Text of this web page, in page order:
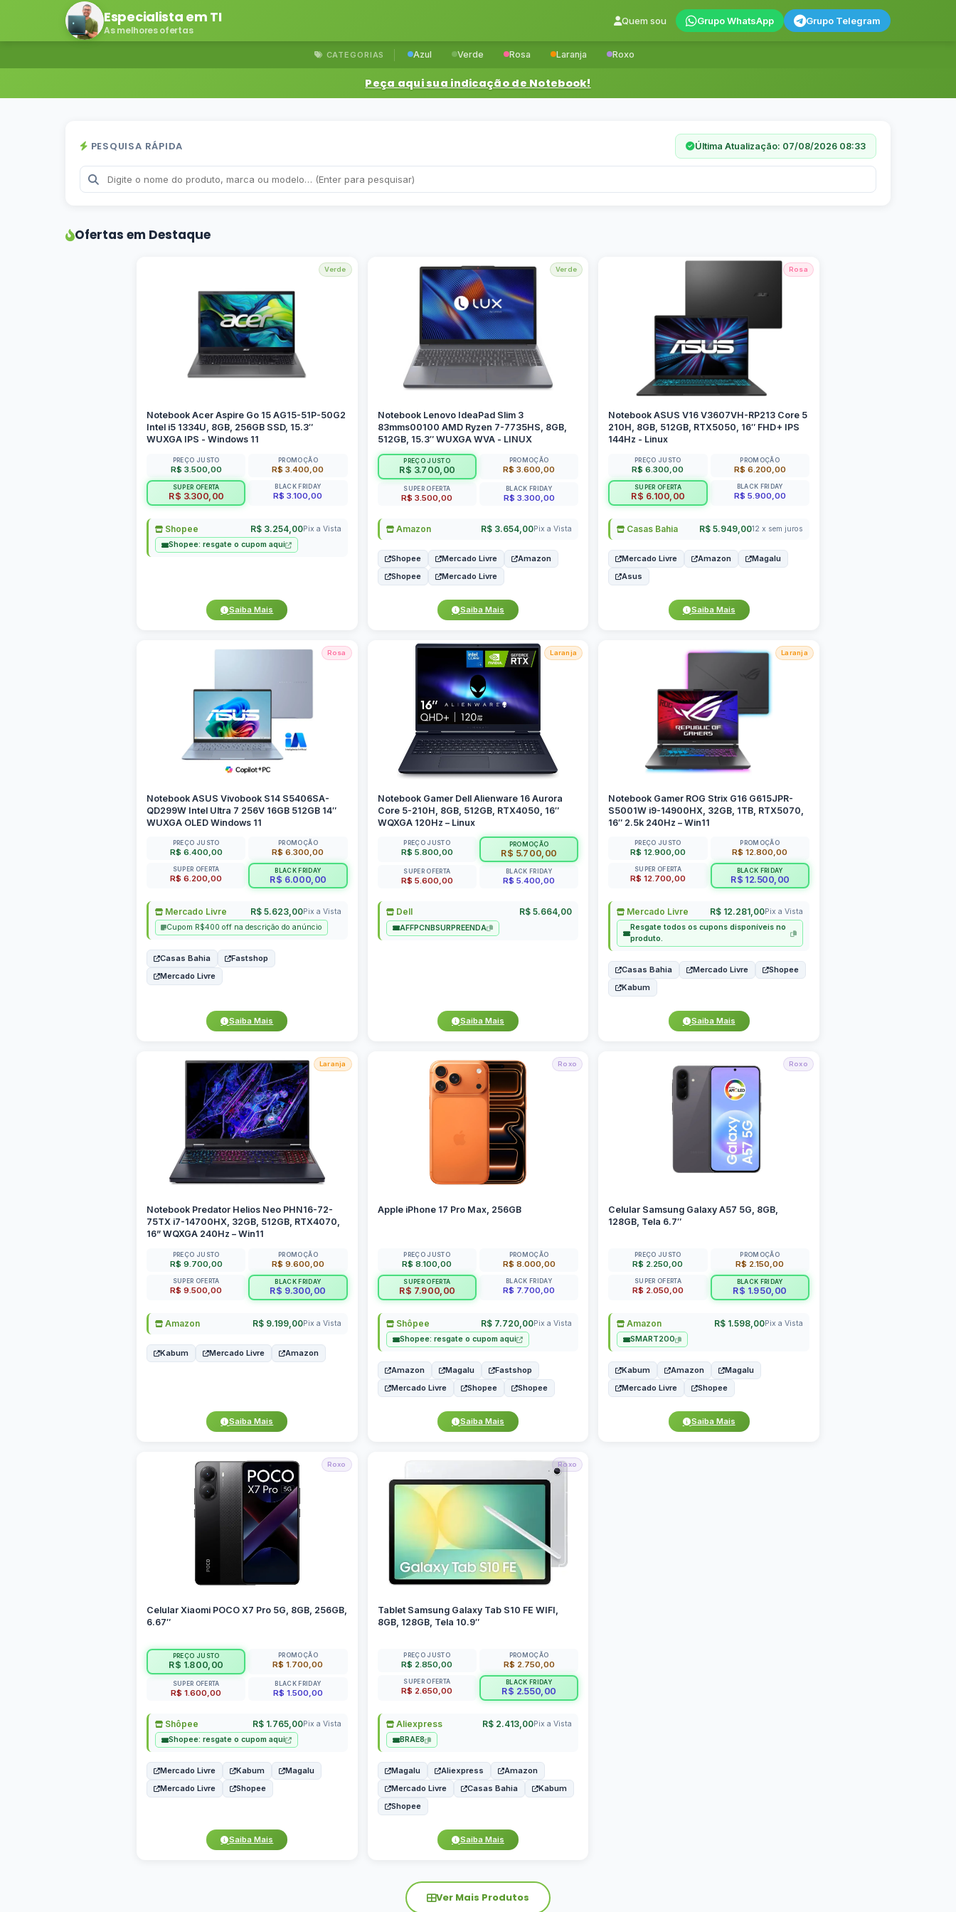
Especialista em TI
As melhores ofertas
Quem sou Grupo WhatsApp Grupo Telegram
CATEGORIAS Azul Verde Rosa Laranja Roxo
Peça aqui sua indicação de Notebook!
PESQUISA RÁPIDA Última Atualização: 07/08/2026 08:33
Ofertas em Destaque
Verde
Notebook Acer Aspire Go 15 AG15-51P-50G2
Intel i5 1334U, 8GB, 256GB SSD, 15.3″
WUXGA IPS - Windows 11
PREÇO JUSTO
R$ 3.500,00
PROMOÇÃO
R$ 3.400,00
SUPER OFERTA
R$ 3.300,00
BLACK FRIDAY
R$ 3.100,00
Shopee R$ 3.254,00Pix a Vista
Shopee: resgate o cupom aqui
Saiba Mais
Verde
Notebook Lenovo IdeaPad Slim 3
83mms00100 AMD Ryzen 7-7735HS, 8GB,
512GB, 15.3″ WUXGA WVA - LINUX
PREÇO JUSTO
R$ 3.700,00
PROMOÇÃO
R$ 3.600,00
SUPER OFERTA
R$ 3.500,00
BLACK FRIDAY
R$ 3.300,00
Amazon R$ 3.654,00Pix a Vista
Shopee Mercado Livre
Amazon
Shopee
Mercado Livre
Saiba Mais
Rosa
Notebook ASUS V16 V3607VH-RP213 Core 5
210H, 8GB, 512GB, RTX5050, 16″ FHD+ IPS
144Hz - Linux
PREÇO JUSTO
R$ 6.300,00
PROMOÇÃO
R$ 6.200,00
SUPER OFERTA
R$ 6.100,00
BLACK FRIDAY
R$ 5.900,00
Casas Bahia R$ 5.949,0012 x sem juros
Mercado Livre Amazon
Magalu
Asus
Saiba Mais
Rosa
Notebook ASUS Vivobook S14 S5406SA-
QD299W Intel Ultra 7 256V 16GB 512GB 14″
WUXGA OLED Windows 11
PREÇO JUSTO
R$ 6.400,00
PROMOÇÃO
R$ 6.300,00
SUPER OFERTA
R$ 6.200,00
BLACK FRIDAY
R$ 6.000,00
Mercado Livre R$ 5.623,00Pix a Vista
Cupom R$400 off na descrição do anúncio
Casas Bahia
Fastshop
Mercado Livre
Saiba Mais
Laranja
Notebook Gamer Dell Alienware 16 Aurora
Core 5-210H, 8GB, 512GB, RTX4050, 16″
WQXGA 120Hz – Linux
PREÇO JUSTO
R$ 5.800,00
PROMOÇÃO
R$ 5.700,00
SUPER OFERTA
R$ 5.600,00
BLACK FRIDAY
R$ 5.400,00
Dell R$ 5.664,00
AFFPCNBSURPREENDA
Saiba Mais
Laranja
Notebook Gamer ROG Strix G16 G615JPR-
S5001W i9-14900HX, 32GB, 1TB, RTX5070,
16″ 2.5k 240Hz – Win11
PREÇO JUSTO
R$ 12.900,00
PROMOÇÃO
R$ 12.800,00
SUPER OFERTA
R$ 12.700,00
BLACK FRIDAY
R$ 12.500,00
Mercado Livre R$ 12.281,00Pix a Vista
Resgate todos os cupons disponíveis no
produto.
Casas Bahia Mercado Livre
Shopee
Kabum
Saiba Mais
Laranja
Notebook Predator Helios Neo PHN16-72-
75TX i7-14700HX, 32GB, 512GB, RTX4070,
16” WQXGA 240Hz – Win11
PREÇO JUSTO
R$ 9.700,00
PROMOÇÃO
R$ 9.600,00
SUPER OFERTA
R$ 9.500,00
BLACK FRIDAY
R$ 9.300,00
Amazon R$ 9.199,00Pix a Vista
Kabum Mercado Livre Amazon
Saiba Mais
Roxo
Apple iPhone 17 Pro Max, 256GB
PREÇO JUSTO
R$ 8.100,00
PROMOÇÃO
R$ 8.000,00
SUPER OFERTA
R$ 7.900,00
BLACK FRIDAY
R$ 7.700,00
Shôpee R$ 7.720,00Pix a Vista
Shopee: resgate o cupom aqui
Amazon Magalu
Fastshop
Mercado Livre
Shopee Shopee
Saiba Mais
Roxo
Celular Samsung Galaxy A57 5G, 8GB,
128GB, Tela 6.7″
PREÇO JUSTO
R$ 2.250,00
PROMOÇÃO
R$ 2.150,00
SUPER OFERTA
R$ 2.050,00
BLACK FRIDAY
R$ 1.950,00
Amazon R$ 1.598,00Pix a Vista
SMART200
Kabum Amazon
Magalu
Mercado Livre
Shopee
Saiba Mais
Roxo
Celular Xiaomi POCO X7 Pro 5G, 8GB, 256GB,
6.67″
PREÇO JUSTO
R$ 1.800,00
PROMOÇÃO
R$ 1.700,00
SUPER OFERTA
R$ 1.600,00
BLACK FRIDAY
R$ 1.500,00
Shôpee R$ 1.765,00Pix a Vista
Shopee: resgate o cupom aqui
Mercado Livre Kabum
Magalu
Mercado Livre
Shopee
Saiba Mais
Roxo
Tablet Samsung Galaxy Tab S10 FE WIFI,
8GB, 128GB, Tela 10.9″
PREÇO JUSTO
R$ 2.850,00
PROMOÇÃO
R$ 2.750,00
SUPER OFERTA
R$ 2.650,00
BLACK FRIDAY
R$ 2.550,00
Aliexpress R$ 2.413,00Pix a Vista
BRAE8
Magalu Aliexpress
Amazon
Mercado Livre
Casas Bahia
Kabum
Shopee
Saiba Mais
Ver Mais Produtos